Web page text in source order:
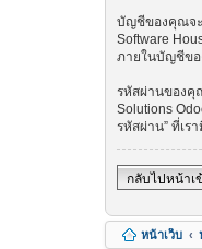
บัญชีของคุณจะ
Software
ภายในบัญชีขอ
รหัสผ่านของคุ
Solutions
รหัสผ่าน” ที่เร
กลับไปหน้าเ
หน้าเว็บ